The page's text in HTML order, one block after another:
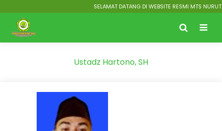
SELAMAT DATANG DI WEBSITE RESMI MTS NURUT
Ustadz Hartono, SH